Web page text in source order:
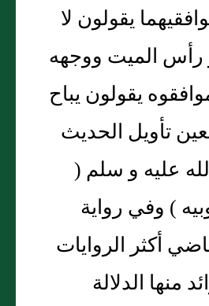
يقولون لا
الميت ووجهه
يقولون يباح
تأويل الحديث
عليه و سلم (
) وفي رواية
أكثر الروايات
منها الدلالة